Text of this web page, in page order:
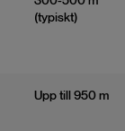
(typiskt)
Upp till 950 m